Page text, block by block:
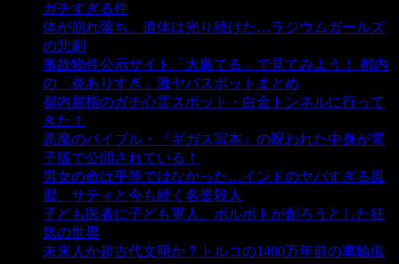
ガチすぎる件
体が崩れ落ち、遺体は光り続けた…ラジウムガールズ
の悲劇
事故物件公示サイト「大島てる」で見てみよう！ 都内
の「炎ありすぎ」激ヤバスポットまとめ
都内屈指のガチ心霊スポット・白金トンネルに行って
きた！
悪魔のバイブル・『ギガス写本』の呪われた中身が電
子版で公開されている！
男女の命は平等ではなかった…インドのヤバすぎる風
習、サティと今も続く名誉殺人
子ども医者に子ども軍人、ポルポトが創ろうとした狂
気の世界
未来人か超古代文明か？トルコの1400万年前の車輪痕